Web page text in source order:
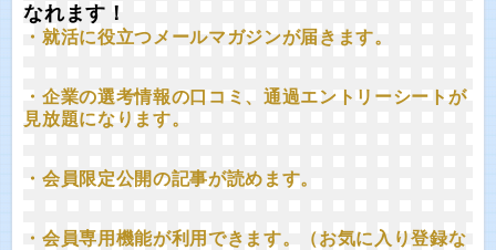
なれます！
・就活に役立つメールマガジンが届きます。
・企業の選考情報の口コミ、通過エントリーシートが
見放題になります。
・会員限定公開の記事が読めます。
・会員専用機能が利用できます。（お気に入り登録な